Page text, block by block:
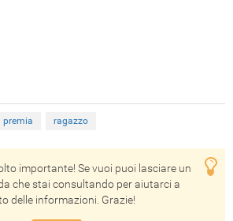
premia ragazzo
importante! Se vuoi puoi lasciare un
che stai consultando per aiutarci a
delle informazioni. Grazie!